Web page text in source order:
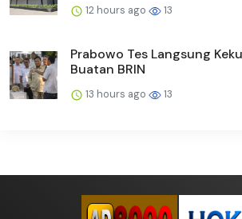
12 hours ago 13
Prabowo Tes Langsung
Buatan BRIN
13 hours ago 13